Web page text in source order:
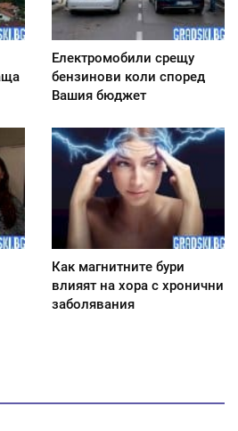
Електромобили срещу
бензинови коли според
Вашия бюджет
Как магнитните бури
влияят на хора с хронични
заболявания